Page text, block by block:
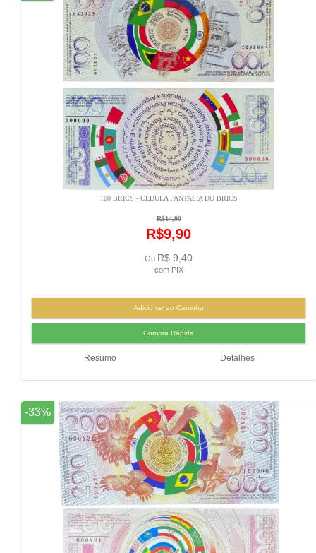
100 BRICS - CÉDULA FANTASIA DO BRICS
R$14,90
R$9,90
Ou R$ 9,40
com PIX
Resumo Detalhes
-33%